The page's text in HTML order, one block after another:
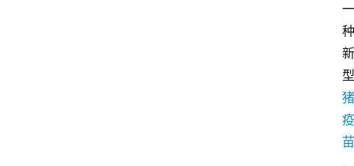
一
种
新
型
猪
疫
苗